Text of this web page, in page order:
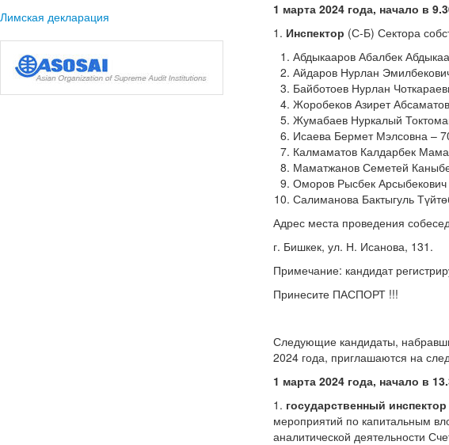
Лимская декларация
1 марта 2024 года, начало в
1. Инспектор (С-Б) Сектора
Абдыкааров Абалбек
Айдаров Нурлан
Байботоев Нурлан
Жоробеков Азирет
Жумабаев Нуркалый
Исаева Бермет Мэлсовна –
Калмаматов Калдарбек
Маматжанов Семетей
Оморов Рысбек
Салиманова Бактыгуль
Адрес места проведения
г. Бишкек, ул. Н. Исанова, 131.
Примечание: кандидат
Принесите ПАСПОРТ !!!
Следующие кандидаты,
2024 года, приглашаются на
1 марта 2024 года, начало в
1. государственный
мероприятий по капитальным
аналитической